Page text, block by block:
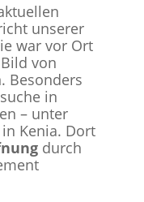
unserer
war vor Ort
von
Besonders
in
– unter
Kenia. Dort
durch